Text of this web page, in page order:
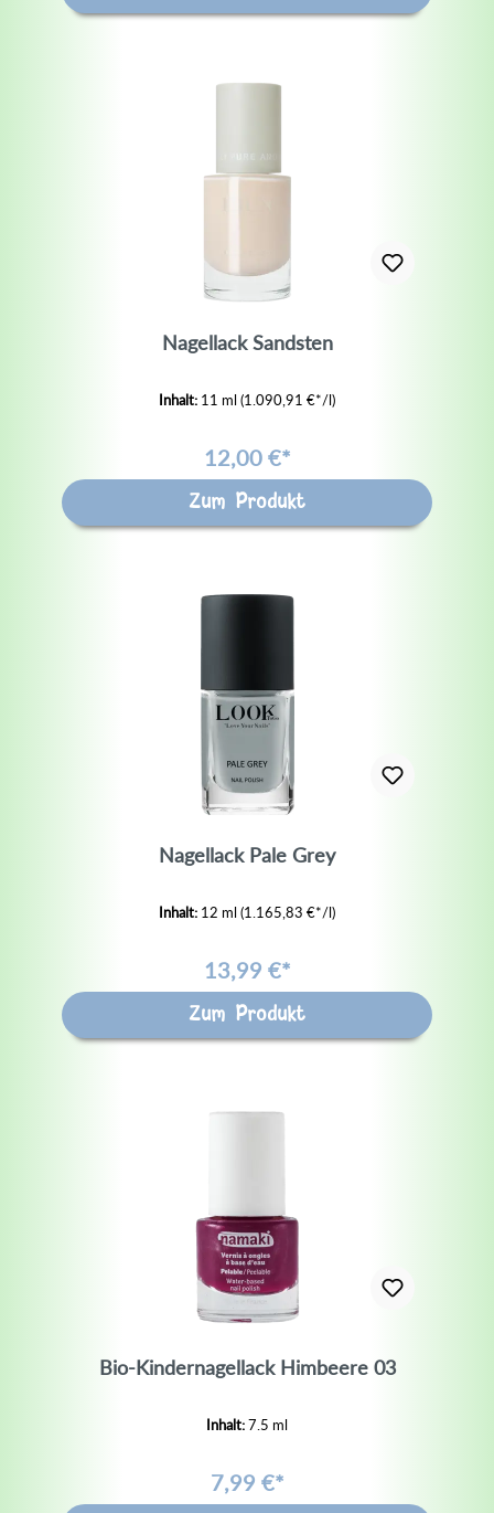
Nagellack Sandsten
Inhalt: 11 ml(1.090,91 €*/l)
12,00 €*
Zum Produkt
Nagellack Pale Grey
Inhalt: 12 ml(1.165,83 €*/l)
13,99 €*
Zum Produkt
Bio-Kindernagellack Himbeere 03
Inhalt:7.5 ml
7,99 €*